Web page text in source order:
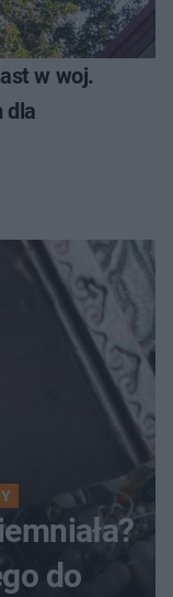
w woj.
dla
do